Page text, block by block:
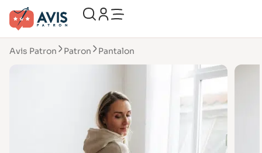
Avis Patron Patron Pantalon